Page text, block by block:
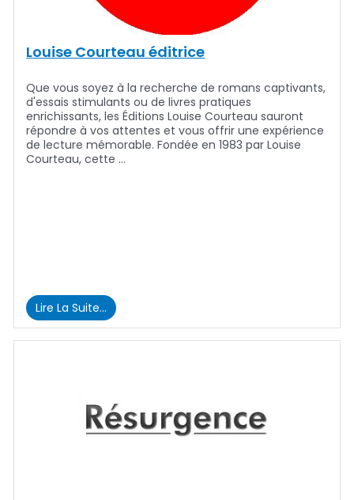
Louise Courteau éditrice
Que vous soyez à la recherche de romans captivants,
d'essais stimulants ou de livres pratiques
enrichissants, les Éditions Louise Courteau sauront
répondre à vos attentes et vous offrir une expérience
de lecture mémorable. Fondée en 1983 par Louise
Courteau, cette …
Lire La Suite…